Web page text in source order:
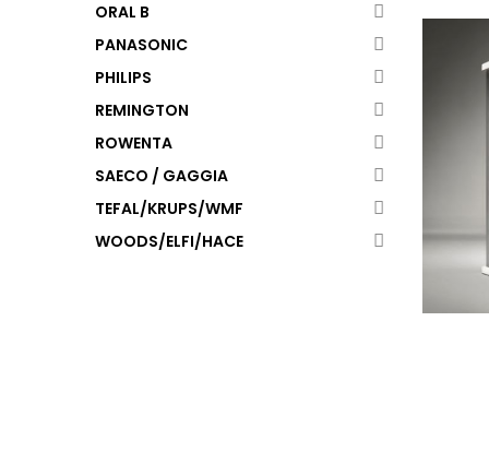
ORAL B
PANASONIC
PHILIPS
REMINGTON
ROWENTA
SAECO / GAGGIA
TEFAL/KRUPS/WMF
WOODS/ELFI/HACE